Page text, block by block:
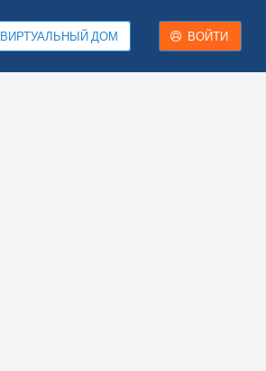
ВИРТУАЛЬНЫЙ ДОМ ВОЙТИ